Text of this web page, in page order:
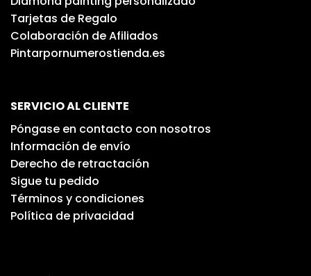
Tarjetas de Regalo
Colaboración de Afiliados
Pintarpornumerostienda.es
SERVICIO AL CLIENTE
Póngase en contacto con nosotros
Información de envío
Derecho de retractación
Sigue tu pedido
Términos y condiciones
Política de privacidad